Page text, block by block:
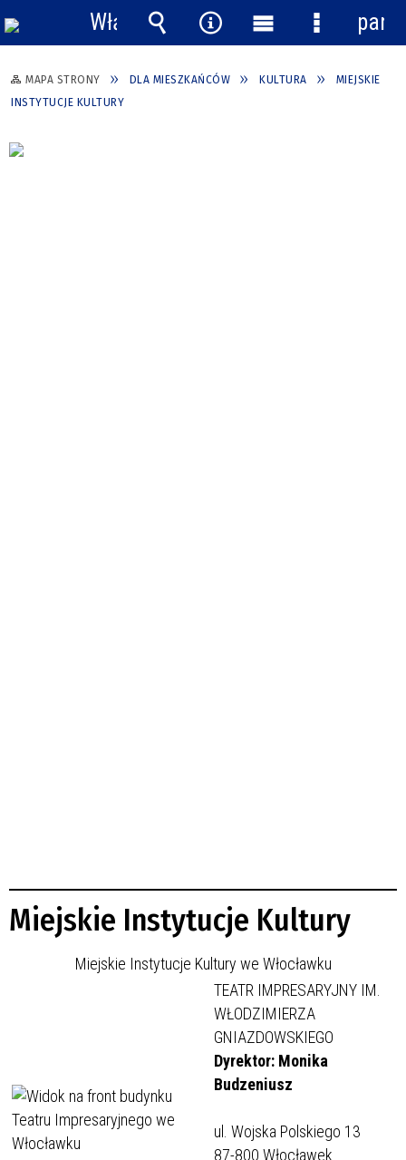
MAPA STRONY DLA MIESZKAŃCÓW KULTURA
MIEJSKIE
INSTYTUCJE KULTURY
Miejskie Instytucje Kultury
Miejskie Instytucje Kultury we Włocławku
TEATR IMPRESARYJNY IM.
WŁODZIMIERZA
GNIAZDOWSKIEGO
Dyrektor: Monika
Budzeniusz
ul. Wojska Polskiego 13
87-800 Włocławek
Włącz
powiadomienia
Wyszukiwarka
Narzędzia
Menu
główne
Menu
panel